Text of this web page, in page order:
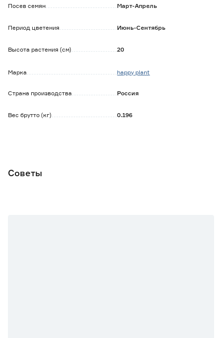
Посев семян Март-Апрель
Период цветения Июнь-Сентябрь
Высота растения (см) 20
Марка happy plant
Страна производства Россия
Вес брутто (кг) 0.196
Советы